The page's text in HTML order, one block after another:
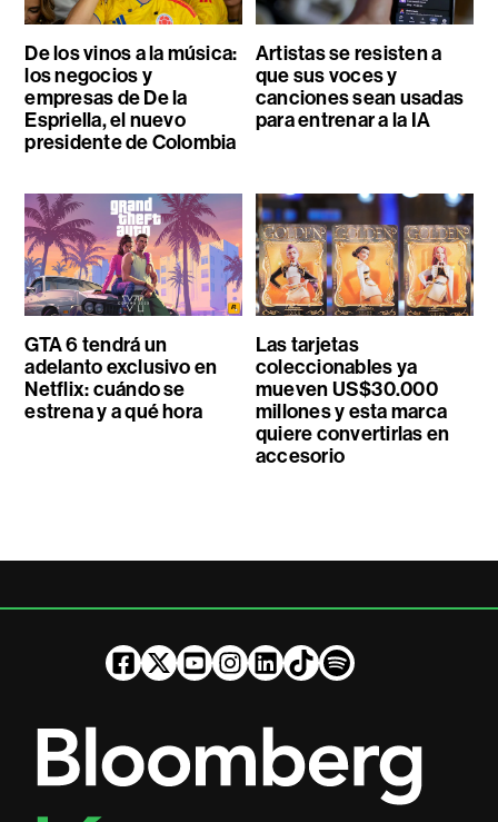
De los vinos a la música:
los negocios y
empresas de De la
Espriella, el nuevo
presidente de Colombia
Artistas se resisten a
que sus voces y
canciones sean usadas
para entrenar a la IA
GTA 6 tendrá un
adelanto exclusivo en
Netflix: cuándo se
estrena y a qué hora
Las tarjetas
coleccionables ya
mueven US$30.000
millones y esta marca
quiere convertirlas en
accesorio